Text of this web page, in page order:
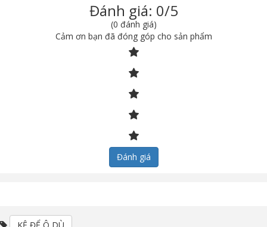
Đánh giá: 0/5
(0 đánh giá)
Cảm ơn bạn đã đóng góp cho sản phẩm
Đánh giá